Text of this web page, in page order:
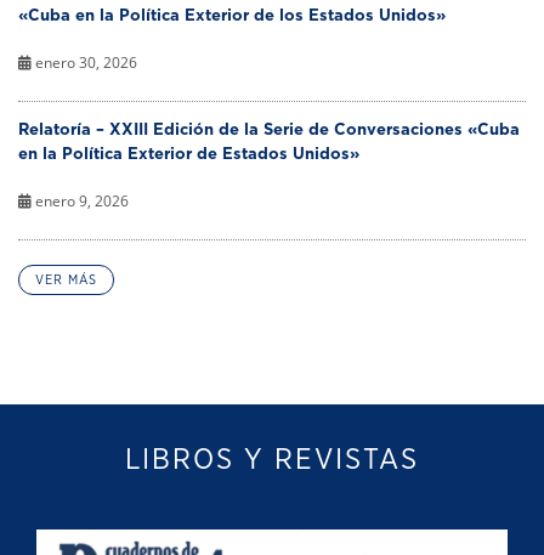
«Cuba en la Política Exterior de los Estados Unidos»
enero 30, 2026
Relatoría – XXIII Edición de la Serie de Conversaciones «Cuba
en la Política Exterior de Estados Unidos»
enero 9, 2026
VER MÁS
LIBROS Y REVISTAS